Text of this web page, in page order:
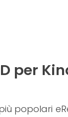
per
popolari